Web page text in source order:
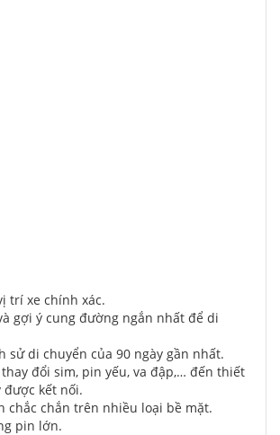
trí xe chính xác.
gợi ý cung đường ngắn nhất để di
sử di chuyển của 90 ngày gần nhất.
thay đổi sim, pin yếu, va đập,… đến thiết
kết nối.
chắc chắn trên nhiều loại bề mặt.
pin lớn.